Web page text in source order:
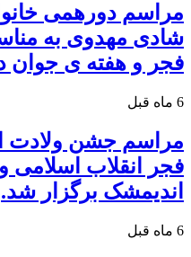
مراسم دورهمی
شادی مهدوی به
فجر و هفته ی جوان
6 ماه قبل
مراسم جشن ولادت
فجر انقلاب اسلامی
اندیمشک برگزار شد.
6 ماه قبل